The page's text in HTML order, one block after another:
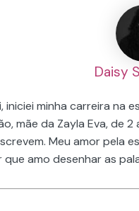
Daisy
iniciei minha carreira
mãe da Zayla Eva, de
Meu amor pela
que amo desenhar as